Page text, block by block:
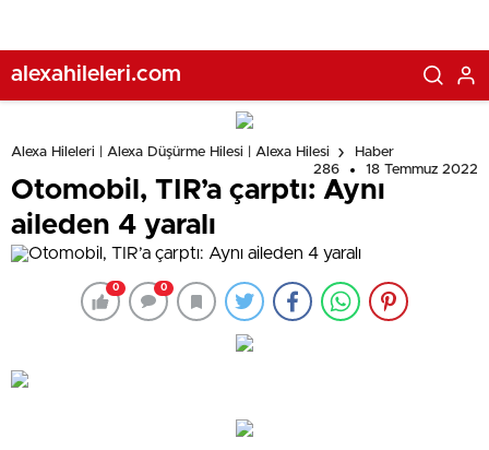
alexahileleri.com
Alexa Hileleri | Alexa Düşürme Hilesi | Alexa Hilesi
Haber
286
18 Temmuz 2022
Otomobil, TIR’a çarptı: Aynı
aileden 4 yaralı
0 0